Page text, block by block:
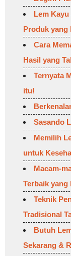
Lem
Produk yang
Cara
Hasil yang
Ternyata
itu!
Sasando
Memilih
untuk
Macam-
Terbaik yang
Teknik
Tradisional
Butuh
Sekarang &